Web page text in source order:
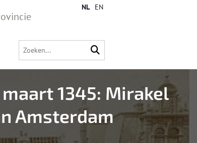
NL EN
maart 1345: Mirakel
Amsterdam